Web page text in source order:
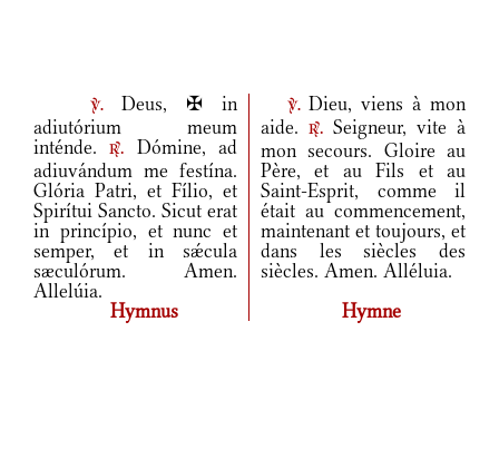
v.Deus, ✠ in
adiutórium meum
inténde.r.
Dómine, ad
adiuvándum me festína.
Glória Patri, et Fílio, et
Spirítui Sancto. Sicut erat
in princípio, et nunc et
semper, et in sǽcula
sæculórum. Amen.
Allelúia.
v.Dieu, viens à mon
aide.
r. Seigneur, vite à
mon secours. Gloire au
Père, et au Fils et au
Saint-Esprit, comme il
était au commencement,
maintenant et toujours, et
dans les siècles des
siècles. Amen. Alléluia.
Hymnus
Hymne